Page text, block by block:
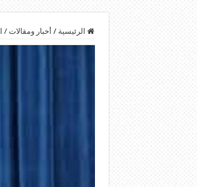
الرئيسية / أخبار ومقالات /